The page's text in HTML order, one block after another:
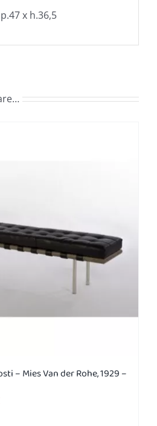
x h.36,5
– Mies Van der Rohe, 1929 –